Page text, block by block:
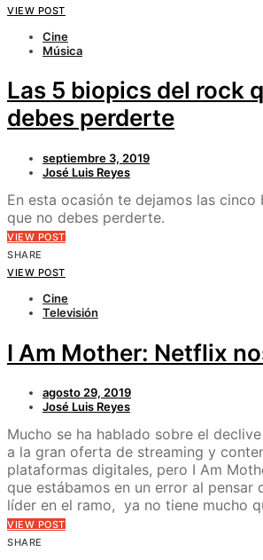
VIEW POST
Cine
Música
Las 5 biopics del rock
debes perderte
septiembre 3, 2019
José Luis Reyes
En esta ocasión te dejamos las
que no debes perderte.
VIEW POST
SHARE
VIEW POST
Cine
Televisión
I Am Mother: Netflix
agosto 29, 2019
José Luis Reyes
Mucho se ha hablado sobre el
a la gran oferta de streaming y
plataformas digitales, pero I Am
que estábamos en un error al pensar
líder en el ramo, ya no tiene mucho
VIEW POST
SHARE